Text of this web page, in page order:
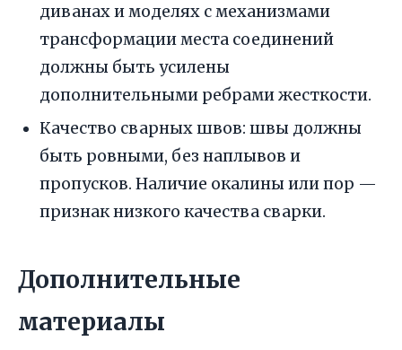
диванах и моделях с механизмами
трансформации места соединений
должны быть усилены
дополнительными ребрами жесткости.
Качество сварных швов: швы должны
быть ровными, без наплывов и
пропусков. Наличие окалины или пор —
признак низкого качества сварки.
Дополнительные
материалы